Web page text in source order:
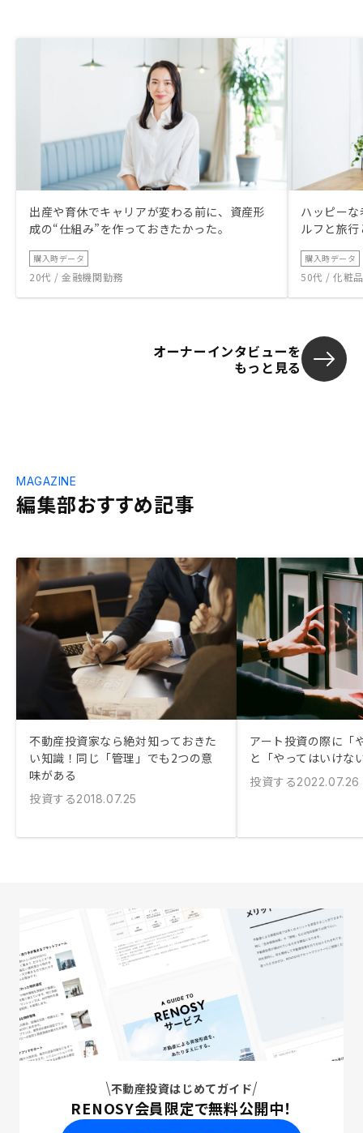
出産や育休でキャリアが変わる前に、資産形
成の“仕組み”を作っておきたかった。
購入時データ
20代 / 金融機関勤務
ハッピー
ルフと旅
購入時データ
50代 / 化粧
オーナーインタビューを
もっと見る
編集部おすすめ記事
MAGAZINE
不動産投資家なら絶対知っておきた
い知識！同じ「管理」でも2つの意
味がある
投資する2018.07.25
アート投資の際に「
と「やってはいけな
投資する2022.07.26
不動産投資はじめてガイド
RENOSY会員限定で無料公開中！